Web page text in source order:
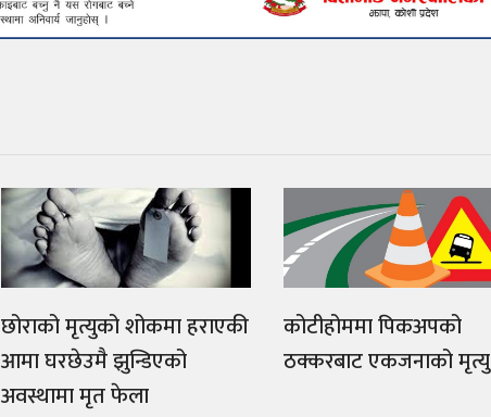
छोराको मृत्युको शोकमा हराएकी
आमा घरछेउमै झुन्डिएको
अवस्थामा मृत फेला
कोटीहोममा पिकअपको
ठक्करबाट एकजनाको मृत्यु